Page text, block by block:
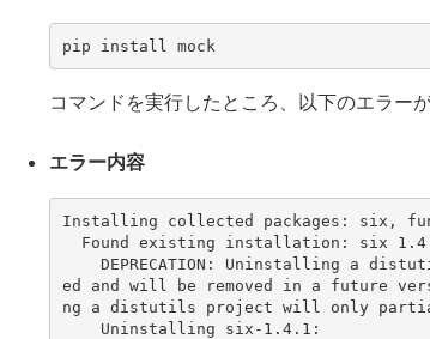
pip install mock
コマンドを実行したところ、以下のエラー
エラー内容
Installing collected packages: six,
Found existing installation: six
ed and will be removed in a future
ng a distutils project will only
    Uninstalling six-1.4.1: